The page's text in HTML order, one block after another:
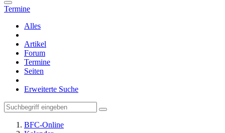
Termine
Alles
Artikel
Forum
Termine
Seiten
Erweiterte Suche
BFC-Online